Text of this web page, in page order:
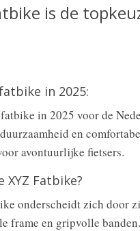
is de
in 2025:
in 2025 voor de
en
avontuurlijke fietsers.
XYZ Fatbike?
onderscheidt zich door
frame en gripvolle